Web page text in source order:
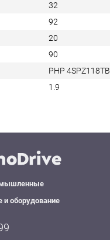
32
92
20
90
PHP 4SPZ118TB
1.9
оборудование